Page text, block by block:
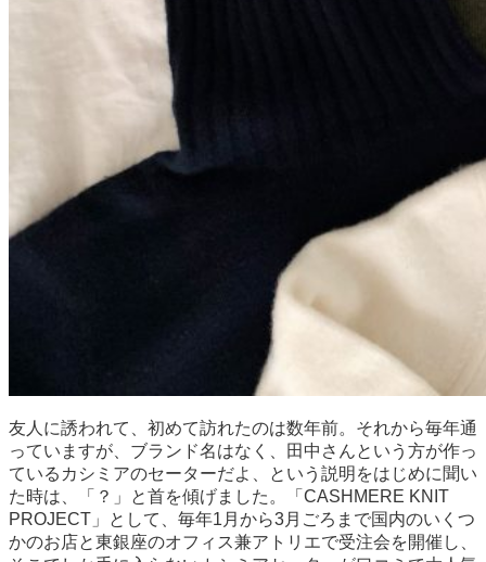
友人に誘われて、初めて訪れたのは数年前。それから毎年通
っていますが、ブランド名はなく、田中さんという方が作っ
ているカシミアのセーターだよ、という説明をはじめに聞い
た時は、「？」と首を傾げました。「CASHMERE KNIT
PROJECT」として、毎年1月から3月ごろまで国内のいくつ
かのお店と東銀座のオフィス兼アトリエで受注会を開催し、